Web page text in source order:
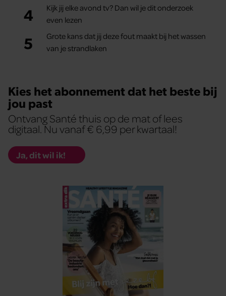
4
Kijk jij elke avond tv? Dan wil je dit onderzoek
even lezen
5
Grote kans dat jij deze fout maakt bij het wassen
van je strandlaken
Kies het abonnement dat het beste bij
jou past
Ontvang Santé thuis op de mat of lees
digitaal. Nu vanaf € 6,99 per kwartaal!
Ja, dit wil ik!